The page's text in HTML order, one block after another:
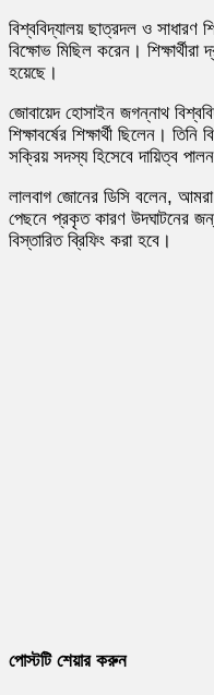
বিশ্ববিদ্যালয় ছাত্রদল ও সাধারণ
বিক্ষোভ মিছিল করেন।
হয়েছে।
জোবায়েদ হোসাইন জগন্নাথ
শিক্ষাবর্ষের শিক্ষার্থী ছিলেন।
সক্রিয় সদস্য হিসেবে দায়িত্ব
লালবাগ জোনের ডিসি বলেন,
পেছনে প্রকৃত কারণ উদঘাটনের
বিস্তারিত ব্রিফিং করা হবে।
পোস্টটি শেয়ার করুন